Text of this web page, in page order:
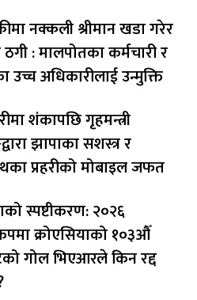
नक्कली श्रीमान खडा गरेर
: मालपोतका कर्मचारी र
उच्च अधिकारीलाई उन्मुक्ति
शंकापछि गृहमन्त्री
झापाका सशस्त्र र
प्रहरीको मोबाइल जफत
स्पष्टीकरण: २०२६
क्रोएसियाको १०३औँ
गोल भिएआरले किन रद्द